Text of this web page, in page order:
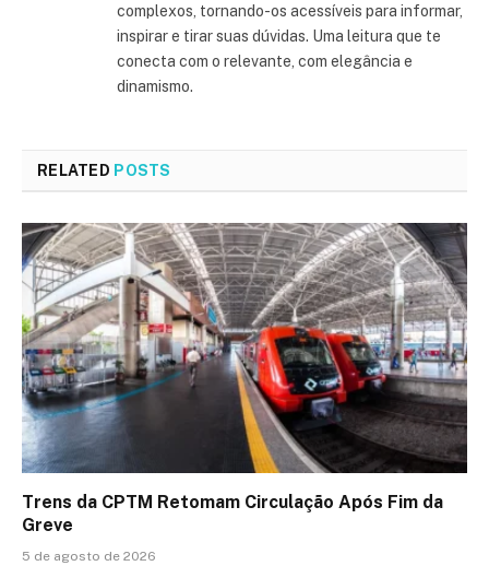
complexos, tornando-os acessíveis para informar,
inspirar e tirar suas dúvidas. Uma leitura que te
conecta com o relevante, com elegância e
dinamismo.
RELATED POSTS
Trens da CPTM Retomam Circulação Após Fim da
Greve
5 de agosto de 2026